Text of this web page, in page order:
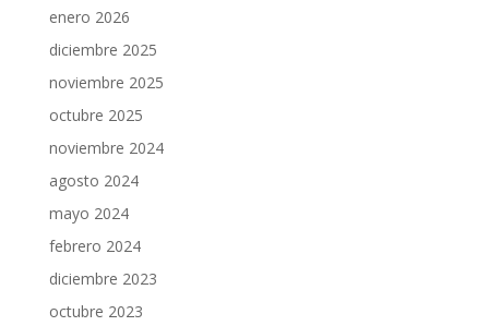
enero 2026
diciembre 2025
noviembre 2025
octubre 2025
noviembre 2024
agosto 2024
mayo 2024
febrero 2024
diciembre 2023
octubre 2023